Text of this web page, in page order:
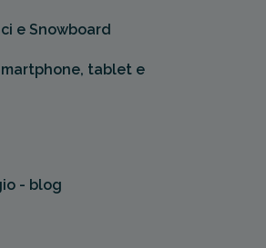
e Snowboard
tablet e
- blog